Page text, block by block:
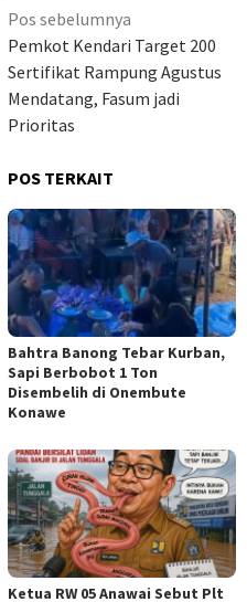
Navigasi
pos
Pos sebelumnya
Pemkot Kendari Target 200
Sertifikat Rampung Agustus
Mendatang, Fasum jadi
Prioritas
POS TERKAIT
Bahtra Banong Tebar Kurban,
Sapi Berbobot 1 Ton
Disembelih di Onembute
Konawe
Ketua RW 05 Anawai Sebut Plt